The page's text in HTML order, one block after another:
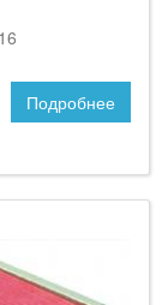
Подробнее